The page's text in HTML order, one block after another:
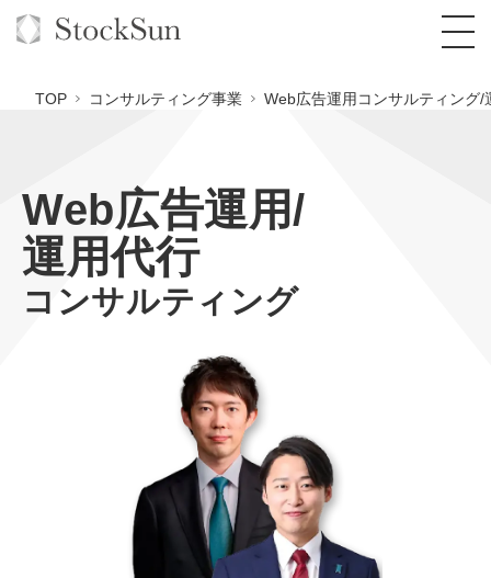
オーダーメイド支援
TOP
コンサルタント一覧
BPO支援
定額制Webマーケティング代行『マキトルく
定額制営業代行『カリトルくん』
定額制採用代行・RPO『トルトルくん』
営業改善特化の動画制作『動画でカリトルく
定額LINE運用代行『LINEマキトルくん』
オリジナルサービス
拡散付1日密着動画制作『まるごと社長』
1本無料で記事を制作『SEOトライアル』
定額制LP制作・改善『最強LP』
採用YouTubeチャンネル構築『トリトル』
オンラインサロン
TOP コンサルティング事業 Web広告運用コンサルティング/
Web広告運用/
運用代行
コンサルティング